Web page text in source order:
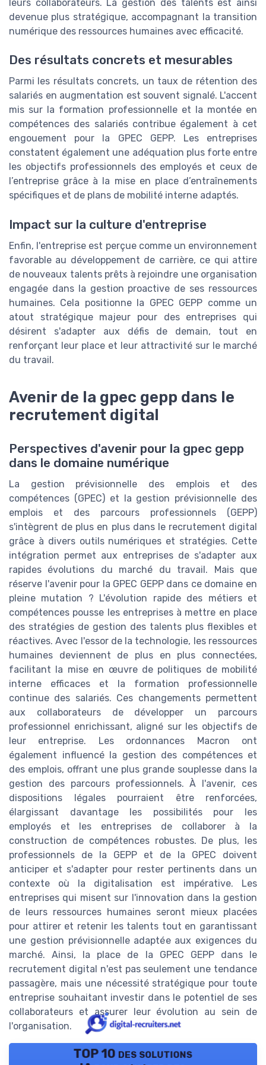
leurs collaborateurs. La gestion des talents est ainsi
devenue plus stratégique, accompagnant la transition
numérique des ressources humaines avec efficacité.
Des résultats concrets et mesurables
Parmi les résultats concrets, un taux de rétention des
salariés en augmentation est souvent signalé. L'accent
mis sur la formation professionnelle et la montée en
compétences des salariés contribue également à cet
engouement pour la GPEC GEPP. Les entreprises
constatent également une adéquation plus forte entre
les objectifs professionnels des employés et ceux de
l’entreprise grâce à la mise en place d’entraînements
spécifiques et de plans de mobilité interne adaptés.
Impact sur la culture d'entreprise
Enfin, l'entreprise est perçue comme un environnement
favorable au développement de carrière, ce qui attire
de nouveaux talents prêts à rejoindre une organisation
engagée dans la gestion proactive de ses ressources
humaines. Cela positionne la GPEC GEPP comme un
atout stratégique majeur pour des entreprises qui
désirent s'adapter aux défis de demain, tout en
renforçant leur place et leur attractivité sur le marché
du travail.
Avenir de la gpec gepp dans le
recrutement digital
Perspectives d'avenir pour la gpec gepp
dans le domaine numérique
La gestion prévisionnelle des emplois et des
compétences (GPEC) et la gestion prévisionnelle des
emplois et des parcours professionnels (GEPP)
s'intègrent de plus en plus dans le recrutement digital
grâce à divers outils numériques et stratégies. Cette
intégration permet aux entreprises de s'adapter aux
rapides évolutions du marché du travail. Mais que
réserve l'avenir pour la GPEC GEPP dans ce domaine en
pleine mutation ? L'évolution rapide des métiers et
compétences pousse les entreprises à mettre en place
des stratégies de gestion des talents plus flexibles et
réactives. Avec l'essor de la technologie, les ressources
humaines deviennent de plus en plus connectées,
facilitant la mise en œuvre de politiques de mobilité
interne efficaces et la formation professionnelle
continue des salariés. Ces changements permettent
aux collaborateurs de développer un parcours
professionnel enrichissant, aligné sur les objectifs de
leur entreprise. Les ordonnances Macron ont
également influencé la gestion des compétences et
des emplois, offrant une plus grande souplesse dans la
gestion des parcours professionnels. À l'avenir, ces
dispositions légales pourraient être renforcées,
élargissant davantage les possibilités pour les
employés et les entreprises de collaborer à la
construction de compétences robustes. De plus, les
professionnels de la GEPP et de la GPEC doivent
anticiper et s'adapter pour rester pertinents dans un
contexte où la digitalisation est impérative. Les
entreprises qui misent sur l'innovation dans la gestion
de leurs ressources humaines seront mieux placées
pour attirer et retenir les talents tout en garantissant
une gestion prévisionnelle adaptée aux exigences du
marché. Ainsi, la place de la GPEC GEPP dans le
recrutement digital n'est pas seulement une tendance
passagère, mais une nécessité stratégique pour toute
entreprise souhaitant investir dans le potentiel de ses
collaborateurs et assurer leur évolution au sein de
l'organisation.
TOP 10 des solutions